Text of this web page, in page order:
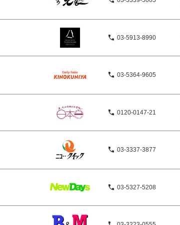
03-5913-8990
03-5364-9605
0120-0147-21
03-3337-3877
03-5327-5208